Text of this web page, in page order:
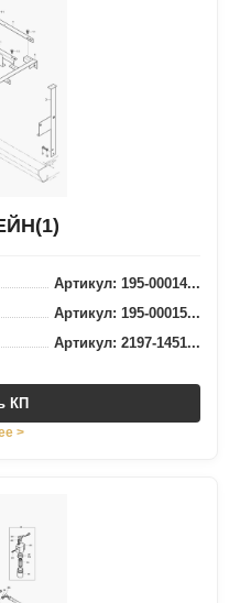
Артикул: 195-00014...
Артикул: 195-00015...
Артикул: 2197-1451...
КП
>